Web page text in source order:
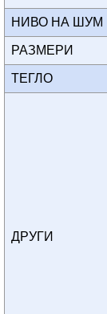
НИВО НА ШУМ
РАЗМЕРИ
ТЕГЛО
ДРУГИ